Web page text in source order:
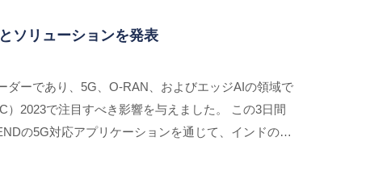
ソリューションを発表
ーであり、5G、O-RAN、およびエッジAIの領域で
2023で注目すべき影響を与えました。 この3日間
の5G対応アプリケーションを通じて、インドのさ